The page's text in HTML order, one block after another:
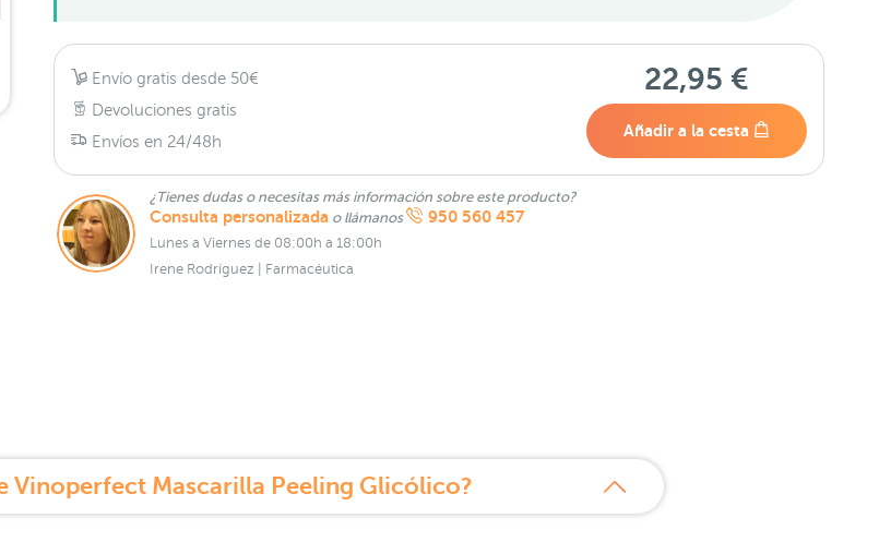
Envío gratis desde 50€
Devoluciones gratis
Envíos en 24/48h
22,95 €
Añadir a la cesta
¿Tienes dudas o necesitas más información sobre este producto?
Consulta personalizada o llámanos 950 560 457
Lunes a Viernes de 08:00h a 18:00h
Irene Rodríguez | Farmacéutica
Vinoperfect Mascarilla Peeling Glicólico?